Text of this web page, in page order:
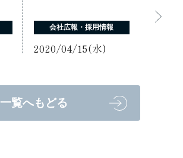
会社広報・採用情報
2020/04/15(水)
一覧へもどる